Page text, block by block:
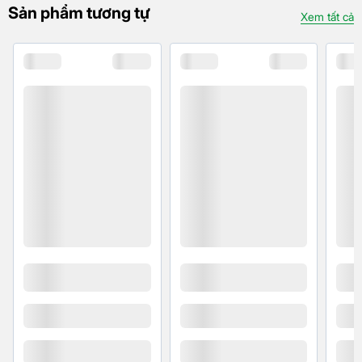
khác. Với độ phân giải 2MP sẽ đủ chất lượng cho
Camera chiều sâu 2MP được sử dụng trong những
bức ảnh chân dung, có thể mang đến những hình
1280x720 pixel và tốc độ khung hình 30 khung
hình/giây.
Pin
Sản phẩm tương tự Xem tất cả